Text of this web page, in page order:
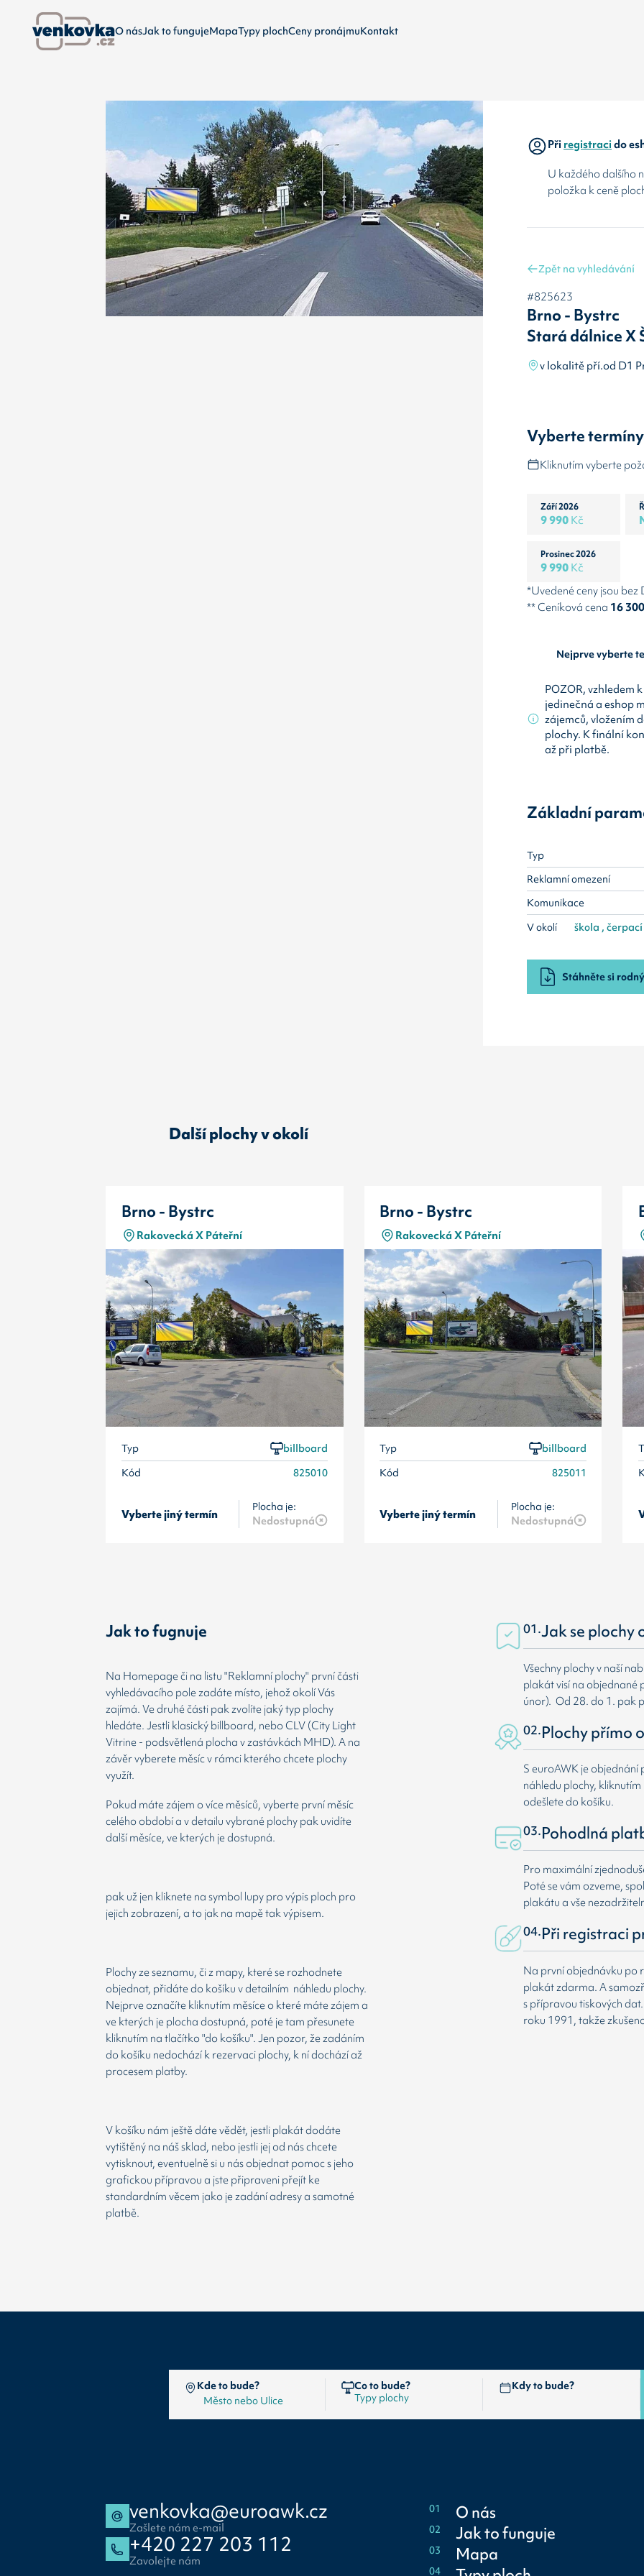
O násJak to fungujeMapaTypy plochCeny pronájmuKontakt
Přiregistracido
U každého dalšího
položka k ceně
Zpět na vyhledávání
#825623
Brno - Bystrc
Stará dálnice X
v lokalitě pří.od D1
Vyberte
Kliknutím vyberte
Září 2026
9 990Kč
Prosinec 2026
9 990Kč
*Uvedené ceny jsou bez
** Ceníková cena 16 300
Nejprve vyberte
POZOR, vzhledem
jedinečná a eshop
zájemců, vložením
plochy. K finální
až při platbě.
Základní
Typ
Reklamní omezení
Komunikace
V okolí
škola ,
Stáhněte si
Další plochy v okolí
Brno - Bystrc
Rakovecká X Páteřní
Typ
billboard
Kód
825010
Vyberte jiný termín Plocha je:
Nedostupná
Brno - Bystrc
Rakovecká X Páteřní
Typ
billboard
Kód
825011
Vyberte jiný termín Plocha je:
Nedostupná
Jak to fugnuje
Na Homepage či na listu "Reklamní plochy" první části
vyhledávacího pole zadáte místo, jehož okolí Vás
zajímá. Ve druhé části pak zvolíte jaký typ plochy
hledáte. Jestli klasický billboard, nebo CLV (City Light
Vitrine - podsvětlená plocha v zastávkách MHD). A na
závěr vyberete měsíc v rámci kterého chcete plochy
využít.
Pokud máte zájem o více měsíců, vyberte první měsíc
celého období a v detailu vybrané plochy pak uvidíte
další měsíce, ve kterých je dostupná.
pak už jen kliknete na symbol lupy pro výpis ploch pro
jejich zobrazení, a to jak na mapě tak výpisem.
Plochy ze seznamu, či z mapy, které se rozhodnete
objednat, přidáte do košíku v detailním náhledu plochy.
Nejprve označíte kliknutím měsíce o které máte zájem a
ve kterých je plocha dostupná, poté je tam přesunete
kliknutím na tlačítko "do košíku". Jen pozor, že zadáním
do košíku nedochází k rezervaci plochy, k ní dochází až
procesem platby.
V košíku nám ještě dáte vědět, jestli plakát dodáte
vytištěný na náš sklad, nebo jestli jej od nás chcete
vytisknout, eventuelně si u nás objednat pomoc s jeho
grafickou přípravou a jste připraveni přejít ke
standardním věcem jako je zadání adresy a samotné
platbě.
01.Jak se plochy
Všechny plochy v naší
plakát visí na objednané
únor). Od 28. do 1. pak
02.Plochy přímo
S euroAWK je objednání
náhledu plochy,
odešlete do košíku.
03.Pohodlná
Pro maximální
Poté se vám ozveme,
plakátu a vše
04.Při registraci
Na první objednávku po
plakát zdarma. A
s přípravou tiskových
roku 1991, takže
Kde to bude? Co to bude? Kdy to bude?
venkovka@euroawk.cz
Zašlete nám e-mail
+420 227 203 112
Zavolejte nám
01 O nás
02 Jak to funguje
03 Mapa
04